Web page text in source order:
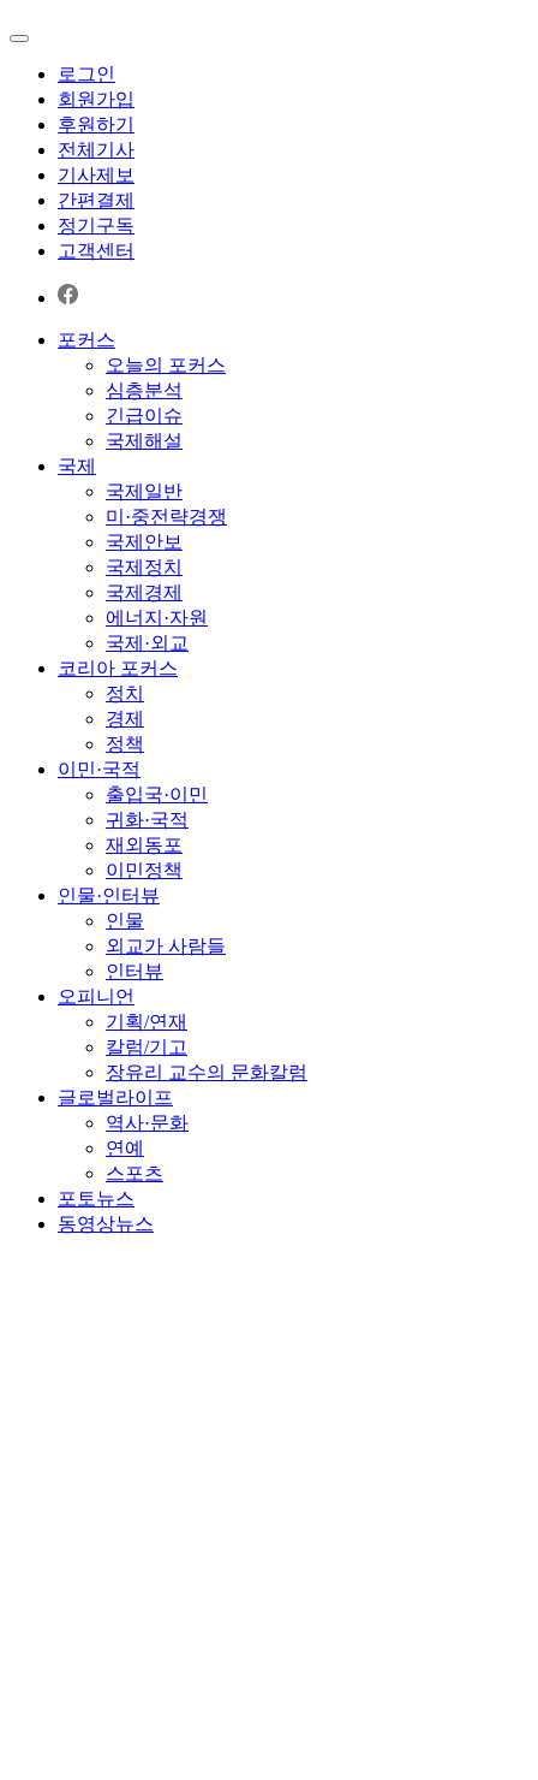
로그인
회원가입
후원하기
전체기사
기사제보
간편결제
정기구독
고객센터
포커스
오늘의 포커스
심층분석
긴급이슈
국제해설
국제
국제일반
미·중전략경쟁
국제안보
국제정치
국제경제
에너지·자원
국제·외교
코리아 포커스
정치
경제
정책
이민·국적
출입국·이민
귀화·국적
재외동포
이민정책
인물·인터뷰
인물
외교가 사람들
인터뷰
오피니언
기획/연재
칼럼/기고
장유리 교수의 문화칼럼
글로벌라이프
역사·문화
연예
스포츠
포토뉴스
동영상뉴스